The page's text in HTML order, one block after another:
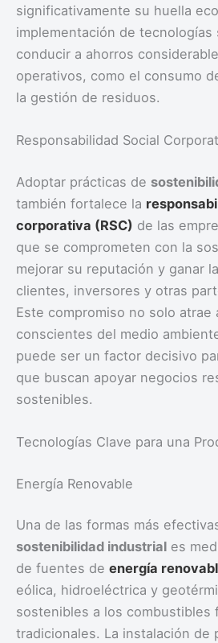
significativamente su huella
implementación de
conducir a ahorros
operativos, como el consumo
la gestión de residuos.
Responsabilidad Social
Adoptar prácticas de
también fortalece la
corporativa (RSC) de las
que se comprometen con la
mejorar su reputación y ganar
clientes, inversores y otras
Este compromiso no solo atrae
conscientes del medio
puede ser un factor decisivo
que buscan apoyar negocios
sostenibles.
Tecnologías Clave para una
Energía Renovable
Una de las formas más
sostenibilidad industrial es
de fuentes de energía
eólica, hidroeléctrica y
sostenibles a los combustibles
tradicionales. La instalación de